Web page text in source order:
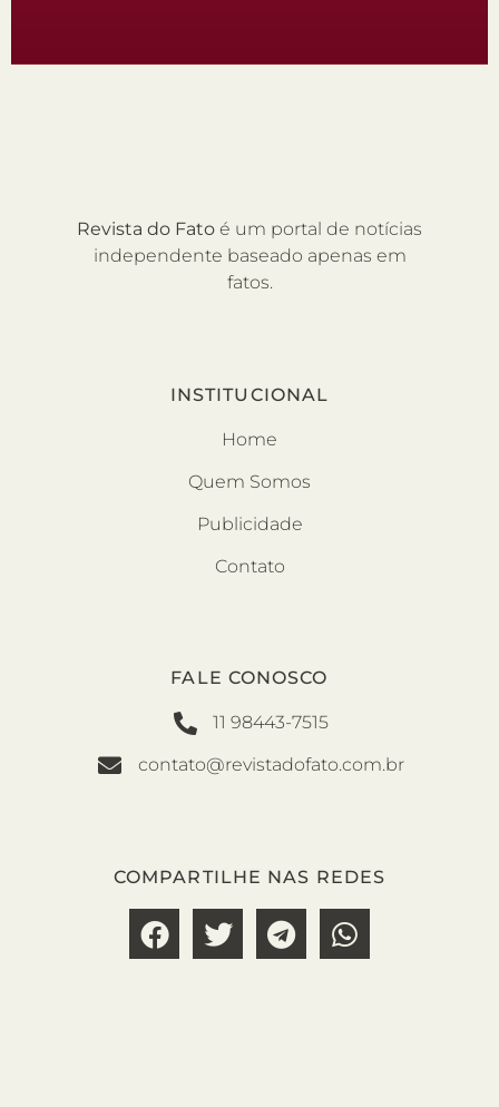
Revista do Fato é um portal de notícias
independente baseado apenas em
fatos.
INSTITUCIONAL
Home
Quem Somos
Publicidade
Contato
FALE CONOSCO
11 98443-7515
contato@revistadofato.com.br
COMPARTILHE NAS REDES